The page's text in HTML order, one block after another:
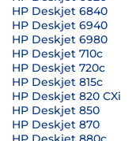
HP Deskjet 6840
HP Deskjet 6940
HP Deskjet 6980
HP Deskjet 710c
HP Deskjet 720c
HP Deskjet 815c
HP Deskjet 820 CXi
HP Deskjet 850
HP Deskjet 870